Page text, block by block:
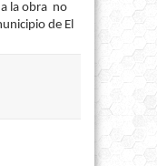
la obra no
de El